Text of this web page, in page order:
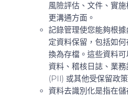
風險評估、文件、實
更溝通方面。
記錄管理使您能夠根
定資料保留，包括如
換為存檔。這些資料
資料、稽核日誌、業
(PII) 或其他受保留政
資料去識別化是指在